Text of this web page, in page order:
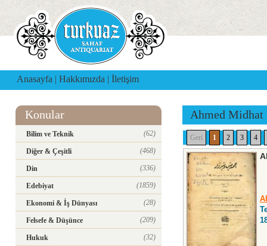
Anasayfa | Hakkımızda | İletişim
Konular
Bilim ve Teknik (62)
Diğer & Çeşitli (468)
Din (336)
Edebiyat (1859)
Ekonomi & İş Dünyası (28)
Felsefe & Düşünce (209)
Hukuk (32)
Ahmed Midhat
Geri 1 2 3 4